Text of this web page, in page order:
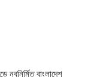
নবনির্মিত বাংলাদেশ